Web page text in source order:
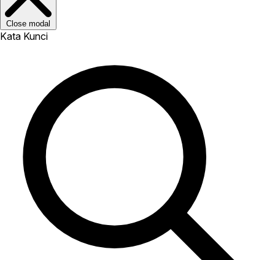
Close modal
Kata Kunci